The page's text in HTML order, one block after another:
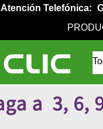
Atención Telefónica: